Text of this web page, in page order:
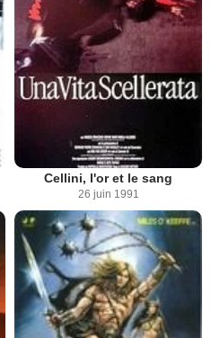
Cellini, l'or et le sang
26 juin 1991